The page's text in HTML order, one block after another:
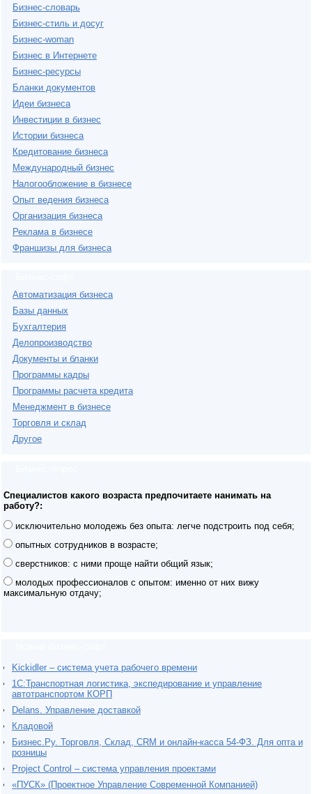
Бизнес-словарь
Бизнес-стиль и досуг
Бизнес-woman
Бизнес в Интернете
Бизнес-ресурсы
Бланки документов
Идеи бизнеса
Инвестиции в бизнес
Истории бизнеса
Кредитование бизнеса
Международный бизнес
Налогообложение в бизнесе
Опыт ведения бизнеса
Организация бизнеса
Реклама в бизнесе
Франшизы для бизнеса
Автоматизация бизнеса
Базы данных
Бухгалтерия
Делопроизводство
Документы и бланки
Программы кадры
Программы расчета кредита
Менеджмент в бизнесе
Торговля и склад
Другое
Специалистов какого возраста предпочитаете нанимать на
работу?:
исключительно молодежь без опыта: легче подстроить под себя;
опытных сотрудников в возрасте;
сверстников: с ними проще найти общий язык;
молодых профессионалов с опытом: именно от них вижу
максимальную отдачу;
Kickidler – система учета рабочего времени
1С:Транспортная логистика, экспедирование и управление
автотранспортом КОРП
Delans. Управление доставкой
Кладовой
Бизнес.Ру. Торговля, Склад, CRM и онлайн-касса 54-ФЗ. Для опта и
розницы
Project Сontrol – система управления проектами
«ПУСК» (Проектное Управление Современной Компанией)